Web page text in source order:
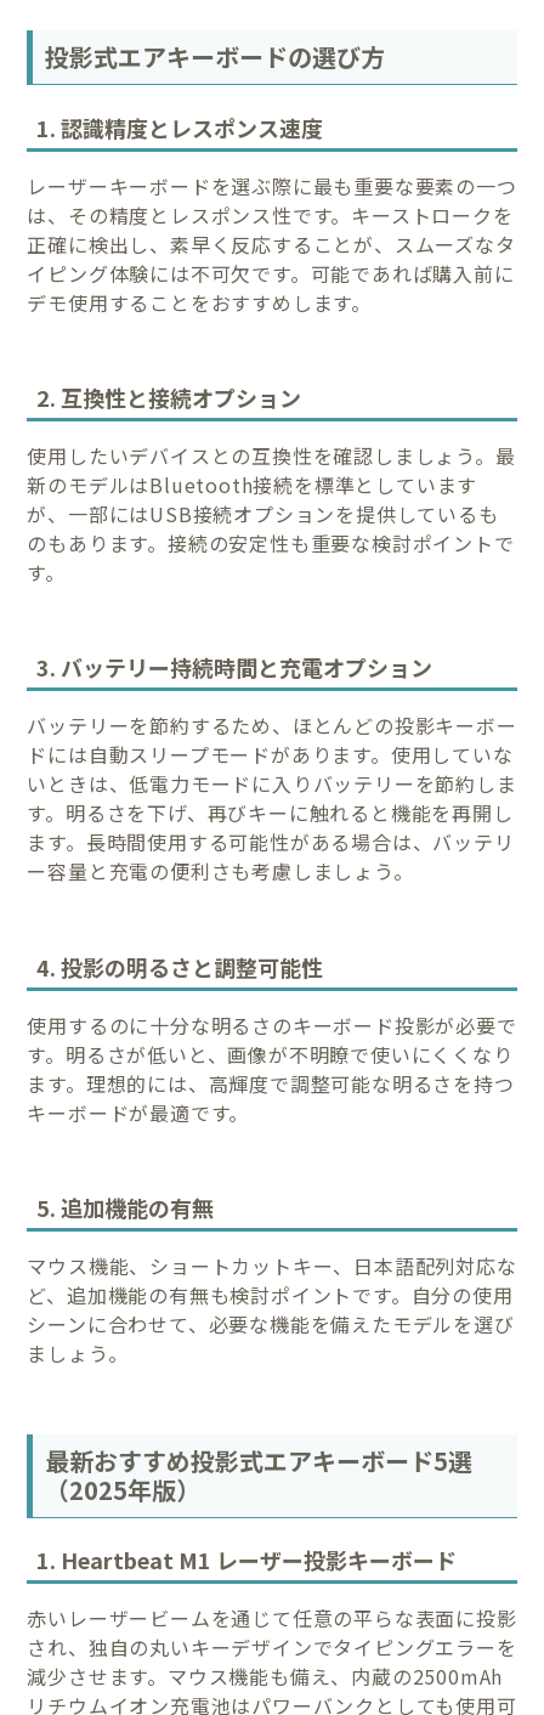
投影式エアキーボードの選び方
1. 認識精度とレスポンス速度
レーザーキーボードを選ぶ際に最も重要な要素の一つ
は、その精度とレスポンス性です。キーストロークを
正確に検出し、素早く反応することが、スムーズなタ
イピング体験には不可欠です。可能であれば購入前に
デモ使用することをおすすめします。
2. 互換性と接続オプション
使用したいデバイスとの互換性を確認しましょう。最
新のモデルはBluetooth接続を標準としています
が、一部にはUSB接続オプションを提供しているも
のもあります。接続の安定性も重要な検討ポイントで
す。
3. バッテリー持続時間と充電オプション
バッテリーを節約するため、ほとんどの投影キーボー
ドには自動スリープモードがあります。使用していな
いときは、低電力モードに入りバッテリーを節約しま
す。明るさを下げ、再びキーに触れると機能を再開し
ます。長時間使用する可能性がある場合は、バッテリ
ー容量と充電の便利さも考慮しましょう。
4. 投影の明るさと調整可能性
使用するのに十分な明るさのキーボード投影が必要で
す。明るさが低いと、画像が不明瞭で使いにくくなり
ます。理想的には、高輝度で調整可能な明るさを持つ
キーボードが最適です。
5. 追加機能の有無
マウス機能、ショートカットキー、日本語配列対応な
ど、追加機能の有無も検討ポイントです。自分の使用
シーンに合わせて、必要な機能を備えたモデルを選び
ましょう。
最新おすすめ投影式エアキーボード5選
（2025年版）
1. Heartbeat M1 レーザー投影キーボード
赤いレーザービームを通じて任意の平らな表面に投影
され、独自の丸いキーデザインでタイピングエラーを
減少させます。マウス機能も備え、内蔵の2500mAh
リチウムイオン充電池はパワーバンクとしても使用可